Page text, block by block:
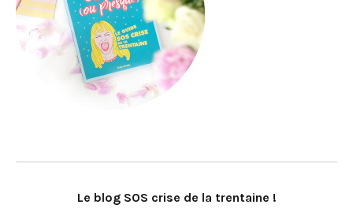
Le blog SOS crise de la trentaine !